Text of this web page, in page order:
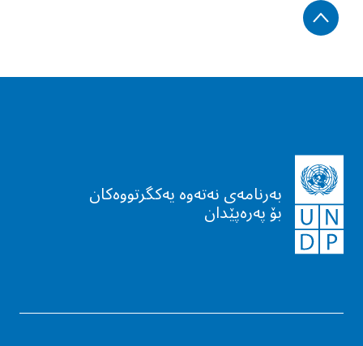
بەرنامەی نەتەوە یەکگرتووەکان
بۆ پەرەپێدان